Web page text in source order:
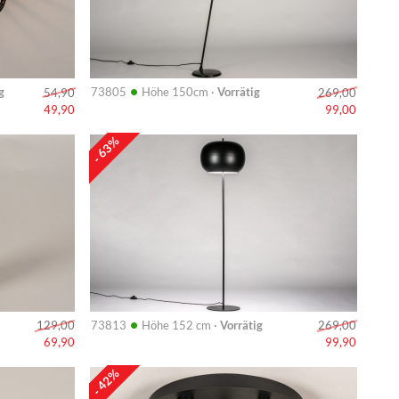
54,90
49,90
73805 • Höhe 150cm · Vorrätig
269,00
99,00
129,00
69,90
- 63%
73813 • Höhe 152 cm · Vorrätig
269,00
99,90
Info
- 42%
Info